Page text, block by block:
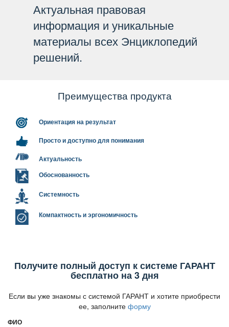
Актуальная правовая
информация и уникальные
материалы всех Энциклопедий
решений.
Преимущества продукта
Ориентация на результат
Просто и доступно для понимания
Актуальность
Обоснованность
Системность
Компактность и эргономичность
Получите полный доступ к системе ГАРАНТ
есплатно на 3 дня
Если вы уже знакомы с системой ГАРАНТ и хотите приобрести
ее, заполните форму
ФИО